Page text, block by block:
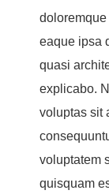
doloremque
eaque ipsa
quasi
explicabo.
voluptas sit
voluptatem
quisquam